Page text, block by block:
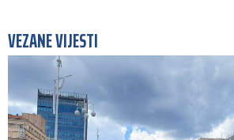
VEZANE VIJESTI